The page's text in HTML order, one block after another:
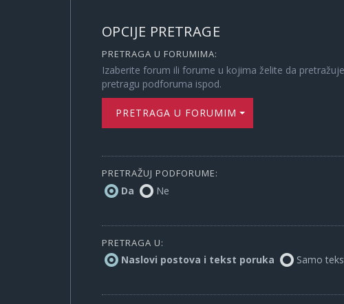
OPCIJE PRETRAGE
PRETRAGA U FORUMIMA:
Izaberite forum ili forume u kojima želite da
pretragu podforuma ispod.
PRETRAGA U FORUMIMA
PRETRAŽUJ PODFORUME:
Da Ne
PRETRAGA U:
Naslovi postova i tekst poruka Samo